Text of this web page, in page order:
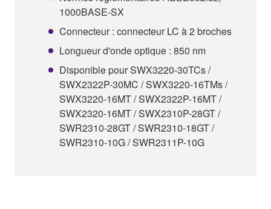
1000BASE-SX
Connecteur : connecteur LC à 2 broches
Longueur d'onde optique : 850 nm
Disponible pour SWX3220-30TCs /
SWX2322P-30MC / SWX3220-16TMs /
SWX3220-16MT / SWX2322P-16MT /
SWX2320-16MT / SWX2310P-28GT /
SWR2310-28GT / SWR2310-18GT /
SWR2310-10G / SWR2311P-10G